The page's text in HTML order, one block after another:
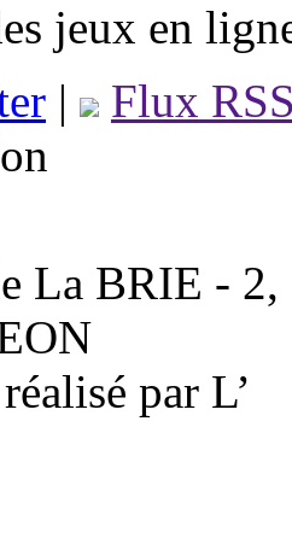
jeux en
|
Flux
La BRIE -
par L’